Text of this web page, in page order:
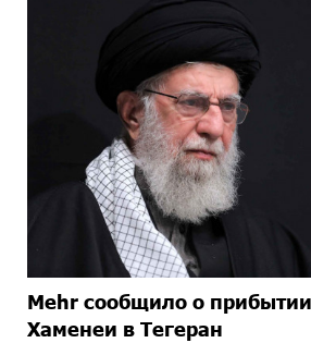
Mehr сообщило о
Хаменеи в Тегеран